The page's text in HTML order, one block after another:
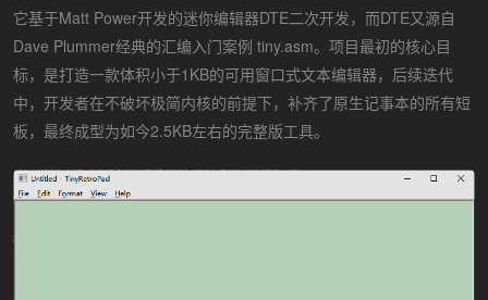
它基于Matt Power开发的迷你编辑器DTE二次开发，而DTE又源自
Dave Plummer经典的汇编入门案例 tiny.asm。项目最初的核心目
标，是打造一款体积小于1KB的可用窗口式文本编辑器，后续迭代
中，开发者在不破坏极简内核的前提下，补齐了原生记事本的所有短
板，最终成型为如今2.5KB左右的完整版工具。